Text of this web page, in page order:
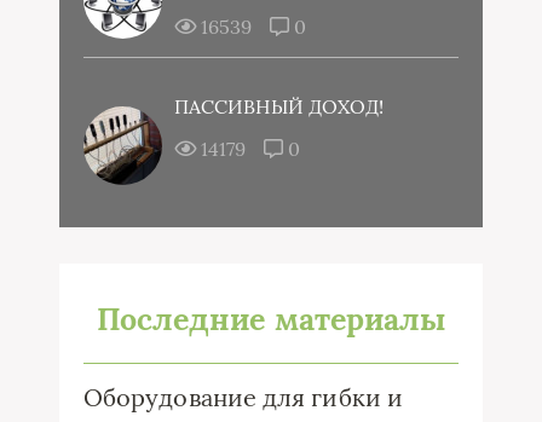
16539
0
ПАССИВНЫЙ ДОХОД!
14179
0
Последние материалы
Оборудование для гибки и